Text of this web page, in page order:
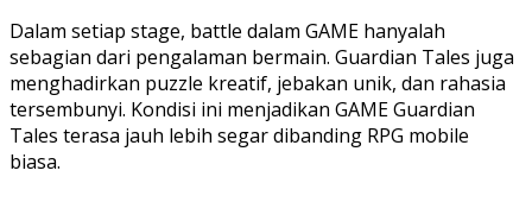
Dalam setiap stage, battle dalam GAME hanyalah
sebagian dari pengalaman bermain. Guardian Tales juga
menghadirkan puzzle kreatif, jebakan unik, dan rahasia
tersembunyi. Kondisi ini menjadikan GAME Guardian
Tales terasa jauh lebih segar dibanding RPG mobile
biasa.